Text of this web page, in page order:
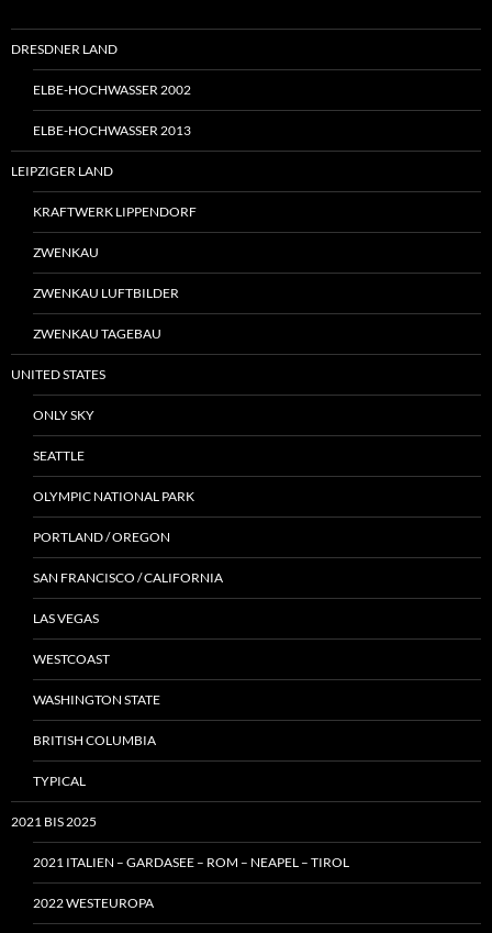
DRESDNER LAND
ELBE-HOCHWASSER 2002
ELBE-HOCHWASSER 2013
LEIPZIGER LAND
KRAFTWERK LIPPENDORF
ZWENKAU
ZWENKAU LUFTBILDER
ZWENKAU TAGEBAU
UNITED STATES
ONLY SKY
SEATTLE
OLYMPIC NATIONAL PARK
PORTLAND / OREGON
SAN FRANCISCO / CALIFORNIA
LAS VEGAS
WESTCOAST
WASHINGTON STATE
BRITISH COLUMBIA
TYPICAL
2021 BIS 2025
2021 ITALIEN – GARDASEE – ROM – NEAPEL – TIROL
2022 WESTEUROPA